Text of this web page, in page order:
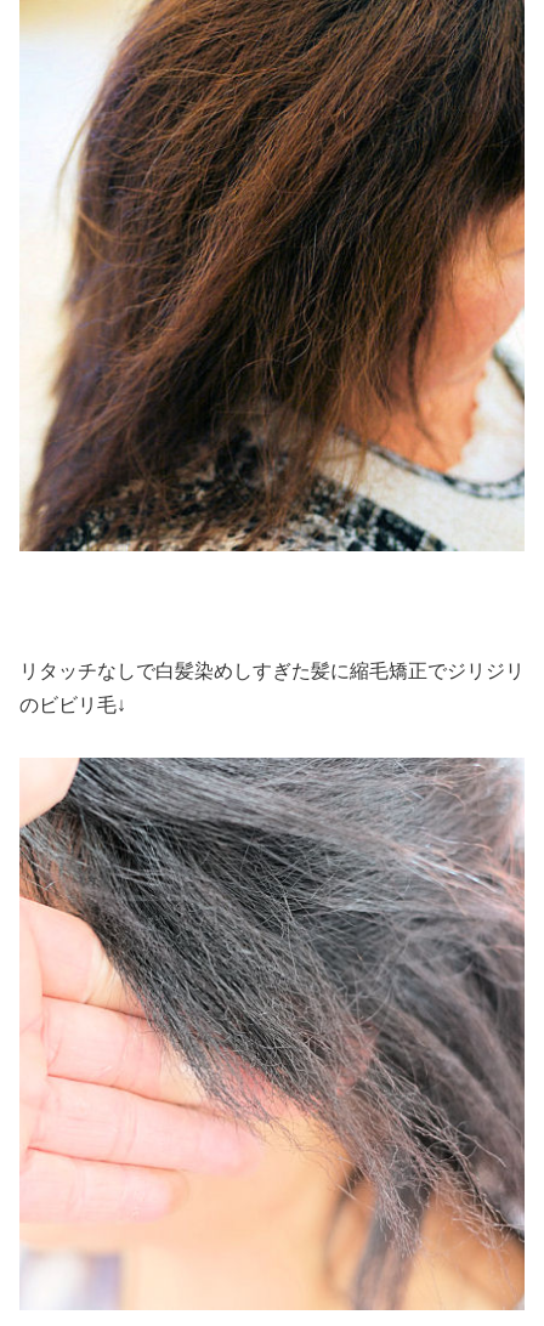
リタッチなしで白髪染めしすぎた髪に縮毛矯正でジリジリ
のビビリ毛↓